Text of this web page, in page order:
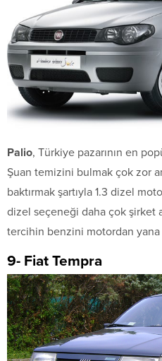
Palio, Türkiye pazarının en
Şuan temizini bulmak çok zor
baktırmak şartıyla 1.3 dizel
dizel seçeneği daha çok şirket
tercihin benzini motordan yana
9- Fiat Tempra